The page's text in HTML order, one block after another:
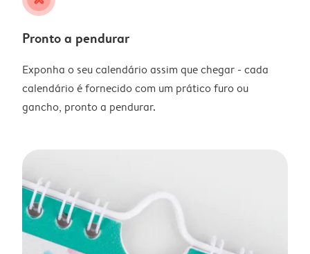
Pronto a pendurar
Exponha o seu calendário assim que chegar - cada
calendário é fornecido com um prático furo ou
gancho, pronto a pendurar.